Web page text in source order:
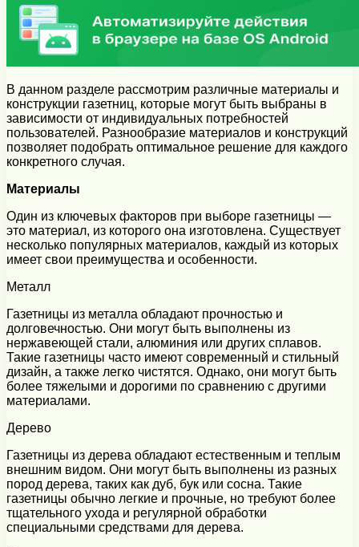
В данном разделе рассмотрим различные материалы и
конструкции газетниц, которые могут быть выбраны в
зависимости от индивидуальных потребностей
пользователей. Разнообразие материалов и конструкций
позволяет подобрать оптимальное решение для каждого
конкретного случая.
Материалы
Один из ключевых факторов при выборе газетницы —
это материал, из которого она изготовлена. Существует
несколько популярных материалов, каждый из которых
имеет свои преимущества и особенности.
Металл
Газетницы из металла обладают прочностью и
долговечностью. Они могут быть выполнены из
нержавеющей стали, алюминия или других сплавов.
Такие газетницы часто имеют современный и стильный
дизайн, а также легко чистятся. Однако, они могут быть
более тяжелыми и дорогими по сравнению с другими
материалами.
Дерево
Газетницы из дерева обладают естественным и теплым
внешним видом. Они могут быть выполнены из разных
пород дерева, таких как дуб, бук или сосна. Такие
газетницы обычно легкие и прочные, но требуют более
тщательного ухода и регулярной обработки
специальными средствами для дерева.